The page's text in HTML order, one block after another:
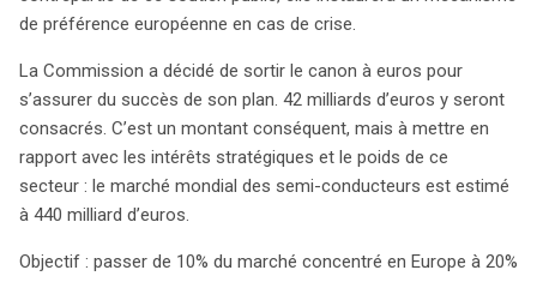
de préférence européenne en cas de crise.
La Commission a décidé de sortir le canon à euros pour
s’assurer du succès de son plan. 42 milliards d’euros y seront
consacrés. C’est un montant conséquent, mais à mettre en
rapport avec les intérêts stratégiques et le poids de ce
secteur : le marché mondial des semi-conducteurs est estimé
à 440 milliard d’euros.
Objectif : passer de 10% du marché concentré en Europe à 20%